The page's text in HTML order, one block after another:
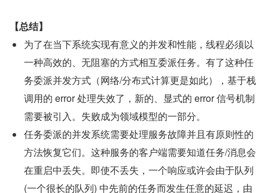
【总结】
为了在当下系统实现有意义的并发和性能，线程必须以
一种高效的、无阻塞的方式相互委派任务。有了这种任
务委派并发方式（网络/分布式计算更是如此），基于栈
调用的 error 处理失效了，新的、显式的 error 信号机制
需要被引入。失败成为领域模型的一部分。
任务委派的并发系统需要处理服务故障并且有原则性的
方法恢复它们。这种服务的客户端需要知道任务/消息会
在重启中丢失。即使不丢失，一个响应或许会由于队列
(一个很长的队列) 中先前的任务而发生任意的延迟，由